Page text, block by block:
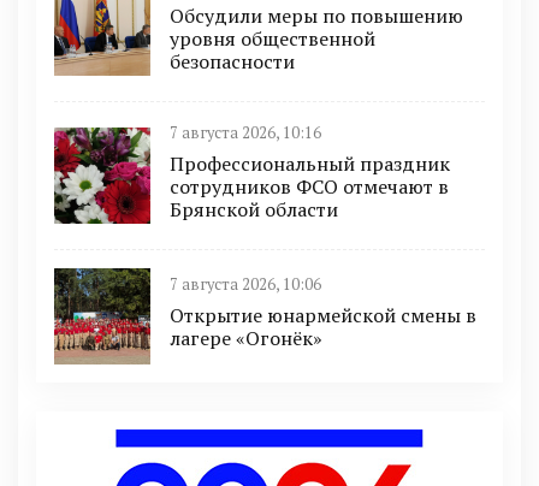
Обсудили меры по повышению
уровня общественной
безопасности
7 августа 2026, 10:16
Профессиональный праздник
сотрудников ФСО отмечают в
Брянской области
7 августа 2026, 10:06
Открытие юнармейской смены в
лагере «Огонёк»